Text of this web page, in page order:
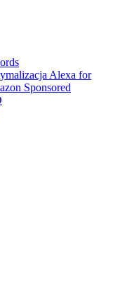
Alexa for
Sponsored